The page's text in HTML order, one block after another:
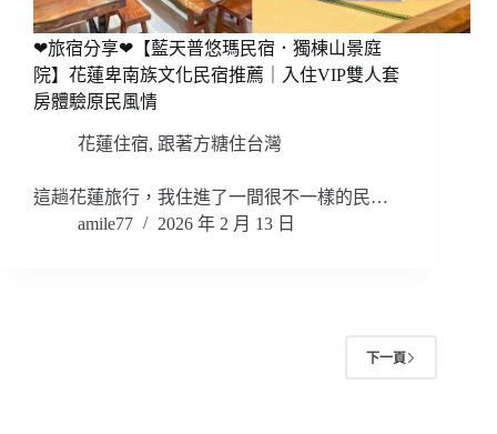
❤旅宿分享❤【藍天普悠瑪民宿．獨棟山景庭
院】花蓮卑南族文化民宿推薦｜入住VIP雙人套
房體驗原民風情
花蓮住宿, 跟著方糖住台灣
這趟花蓮旅行，我住進了一間很不一樣的民…
amile77
2026 年 2 月 13 日
下一頁